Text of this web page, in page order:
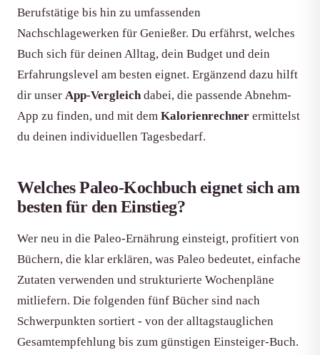
Berufstätige bis hin zu umfassenden
Nachschlagewerken für Genießer. Du erfährst, welches
Buch sich für deinen Alltag, dein Budget und dein
Erfahrungslevel am besten eignet. Ergänzend dazu hilft
dir unser App-Vergleichdabei, die passende Abnehm-
App zu finden, und mit dem Kalorienrechner ermittelst
du deinen individuellen Tagesbedarf.
Welches Paleo-Kochbuch eignet sich am
besten für den Einstieg?
Wer neu in die Paleo-Ernährung einsteigt, profitiert von
Büchern, die klar erklären, was Paleo bedeutet, einfache
Zutaten verwenden und strukturierte Wochenpläne
mitliefern. Die folgenden fünf Bücher sind nach
Schwerpunkten sortiert - von der alltagstauglichen
Gesamtempfehlung bis zum günstigen Einsteiger-Buch.